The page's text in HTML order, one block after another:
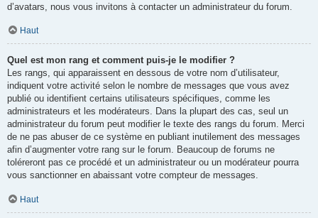
d’avatars, nous vous invitons à contacter un administrateur du forum.
Haut
Quel est mon rang et comment puis-je le modifier ?
Les rangs, qui apparaissent en dessous de votre nom d’utilisateur,
indiquent votre activité selon le nombre de messages que vous avez
publié ou identifient certains utilisateurs spécifiques, comme les
administrateurs et les modérateurs. Dans la plupart des cas, seul un
administrateur du forum peut modifier le texte des rangs du forum. Merci
de ne pas abuser de ce système en publiant inutilement des messages
afin d’augmenter votre rang sur le forum. Beaucoup de forums ne
toléreront pas ce procédé et un administrateur ou un modérateur pourra
vous sanctionner en abaissant votre compteur de messages.
Haut